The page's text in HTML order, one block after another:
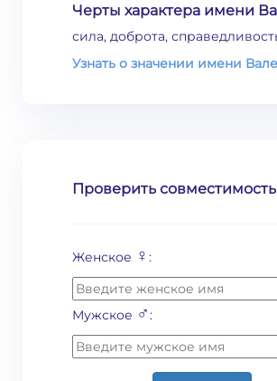
Черты характера имени
сила, доброта,
Узнать о значении имени
Проверить
Женское ♀ :
Мужское ♂: